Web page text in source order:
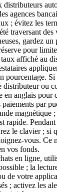
distributeurs
agences
; évitez les
traversant
gardez
pour
affiché au
pourcentage.
distributeur ou
en anglais pour
paiements par
magnétique
rapide.
le clavier ; si
vous. Ce
vos fonds.
en ligne,
; la
de votre
; activez les